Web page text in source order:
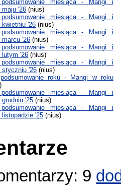
podsumowanie miesiąca - Mangi i
maju '26 (nius)
podsumowanie miesiąca - Mangi i
kwietniu '26 (nius)
podsumowanie miesiąca - Mangi i
marcu '26 (nius)
podsumowanie miesiąca - Mangi i
lutym '26 (nius)
podsumowanie miesiąca - Mangi i
styczniu '26 (nius)
roku - Mangi w roku
podsumowanie miesiąca - Mangi i
'25 (nius)
podsumowanie miesiąca - Mangi i
listopadzie '25 (nius)
9